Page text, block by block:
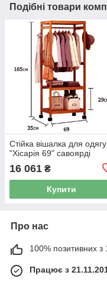
Подібні товари
Стійка вішалка для одягу
"Хісарія 69" савоярді
16 061 ₴
Купити
Про нас
100% позитивних з
Працює з